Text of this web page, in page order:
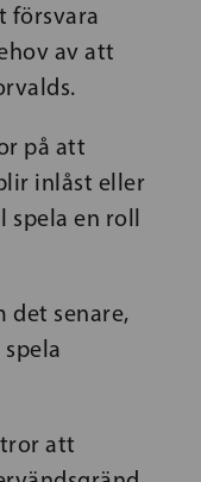
försvara
av att
på att
inlåst eller
spela en roll
det senare,
att